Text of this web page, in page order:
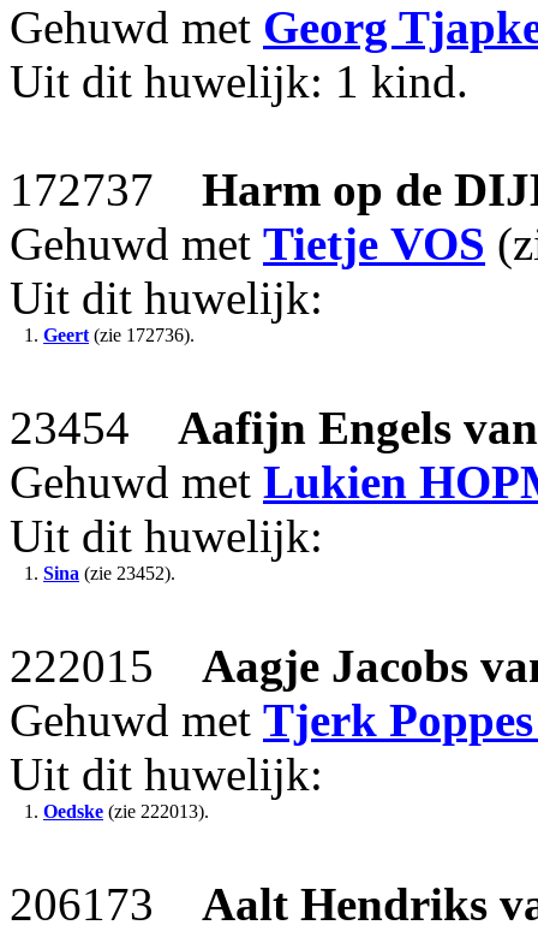
Gehuwd met Georg
Uit dit huwelijk: 1 kind.
172737 Harm op de
Gehuwd met Tietje VOS
Uit dit huwelijk:
1. Geert (zie 172736).
23454 Aafijn Engels
Gehuwd met Lukien
Uit dit huwelijk:
1. Sina (zie 23452).
222015 Aagje Jacobs
Gehuwd met Tjerk Poppes
Uit dit huwelijk:
1. Oedske (zie 222013).
206173 Aalt Hendriks